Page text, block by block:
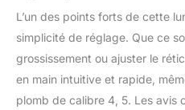
L’un des points forts de cette
simplicité de réglage. Que ce
grossissement ou ajuster le
en main intuitive et rapide,
plomb de calibre 4, 5. Les avis